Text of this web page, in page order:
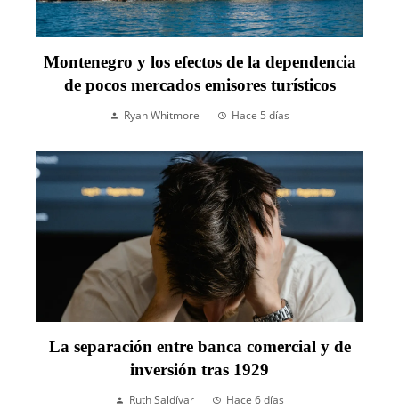
Montenegro y los efectos de la dependencia
de pocos mercados emisores turísticos
Ryan Whitmore Hace 5 días
La separación entre banca comercial y de
inversión tras 1929
Ruth Saldívar Hace 6 días